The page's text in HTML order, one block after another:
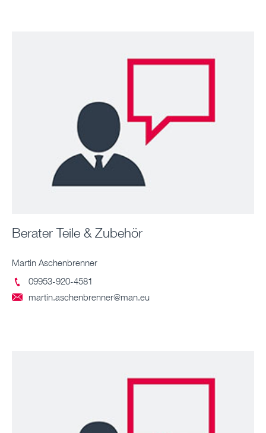
Berater Teile & Zubehör
Martin Aschenbrenner

09953-920-4581

martin.aschenbrenner@man.eu